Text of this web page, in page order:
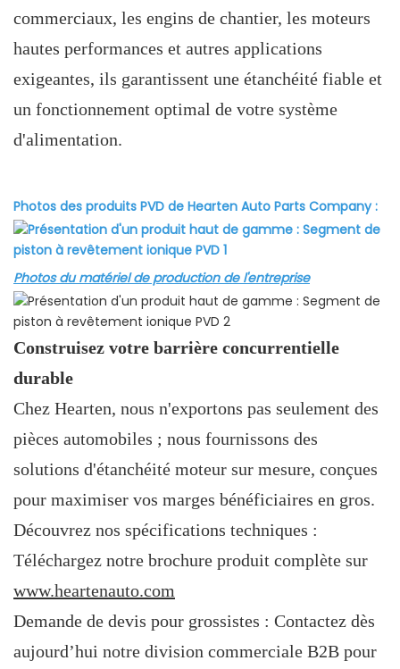
commerciaux, les engins de chantier, les moteurs
hautes performances et autres applications
exigeantes, ils garantissent une étanchéité fiable et
un fonctionnement optimal de votre système
d'alimentation.
Photos des produits PVD de Hearten Auto Parts Company :
Photos du matériel de production de l'entreprise
Construisez votre barrière concurrentielle
durable
Chez Hearten, nous n'exportons pas seulement des
pièces automobiles ; nous fournissons des
solutions d'étanchéité moteur sur mesure, conçues
pour maximiser vos marges bénéficiaires en gros.
Découvrez nos spécifications techniques :
Téléchargez notre brochure produit complète sur
www.heartenauto.com
Demande de devis pour grossistes : Contactez dès
aujourd’hui notre division commerciale B2B pour